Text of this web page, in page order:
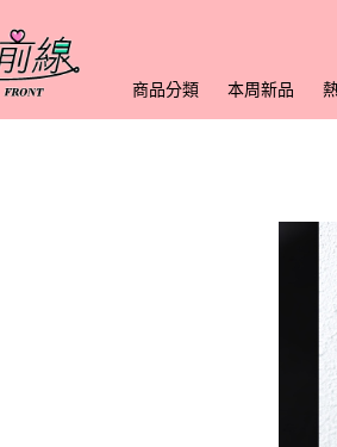
商品分類 本周新品